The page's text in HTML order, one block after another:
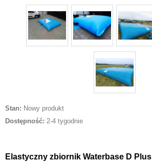
Stan: Nowy produkt
Dostępność: 2-4 tygodnie
Elastyczny zbiornik Waterbase D